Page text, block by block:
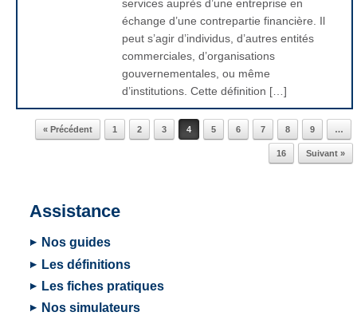
services auprès d’une entreprise en
échange d’une contrepartie financière. Il
peut s’agir d’individus, d’autres entités
commerciales, d’organisations
gouvernementales, ou même
d’institutions. Cette définition […]
« Précédent 1 2 3 4 5 6 7 8 9 …
16 Suivant »
Assistance
Nos guides
Les définitions
Les fiches pratiques
Nos simulateurs